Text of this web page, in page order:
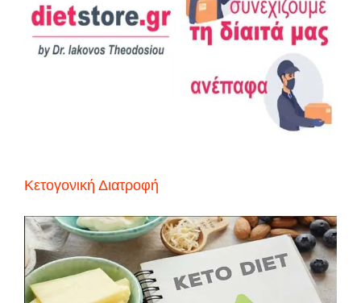
Κετογονική Διατροφή